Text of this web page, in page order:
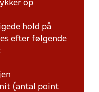
op
hold på
efter følgende
(antal point